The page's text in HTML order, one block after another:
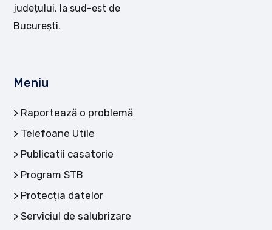
județului, la sud-est de
București.
Meniu
Raportează o problemă
Telefoane Utile
Publicatii casatorie
Program STB
Protecția datelor
Serviciul de salubrizare